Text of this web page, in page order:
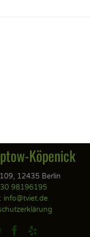
Köpenick
12435 Berlin
98196195
info@tviet.de
 